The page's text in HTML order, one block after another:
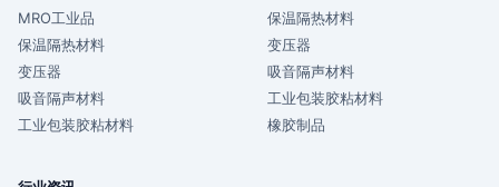
MRO工业品
保温隔热材料
变压器
吸音隔声材料
工业包装胶粘材料
保温隔热材料
变压器
吸音隔声材料
工业包装胶粘材料
橡胶制品